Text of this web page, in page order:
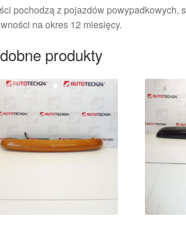
pochodzą z pojazdów powypadkowych,
na okres 12 miesięcy.
produkty